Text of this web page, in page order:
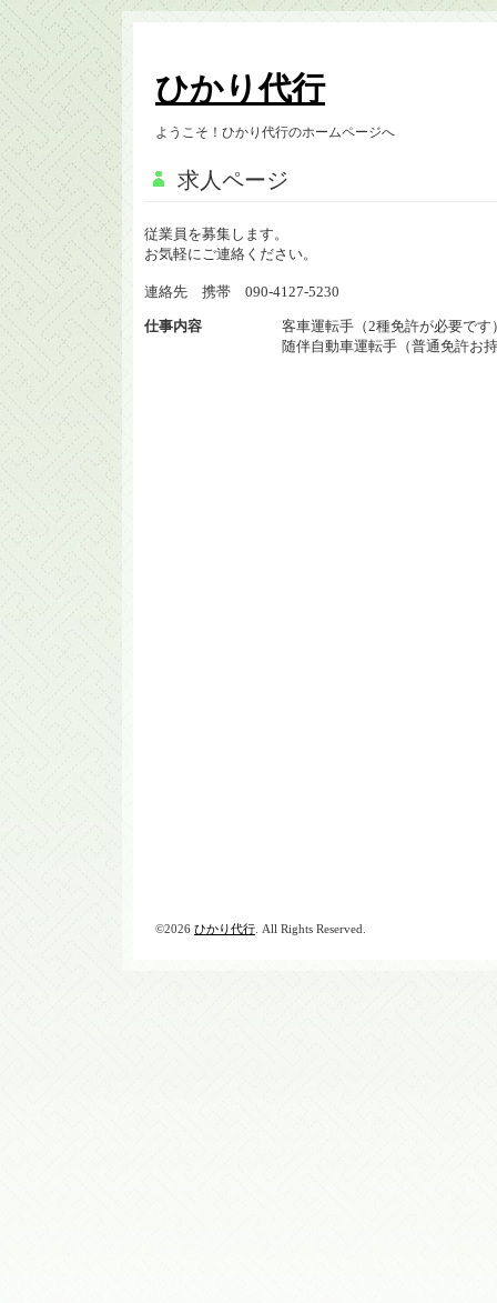
ひかり代行
ようこそ！ひかり代行のホームページへ
求人ページ
従業員を募集します。
お気軽にご連絡ください。
連絡先 携帯 090-4127-5230
仕事内容
客車運転手（2種免許が必要です
随伴自動車運転手（普通免許お
©2026 ひかり代行 . All Rights Reserved.